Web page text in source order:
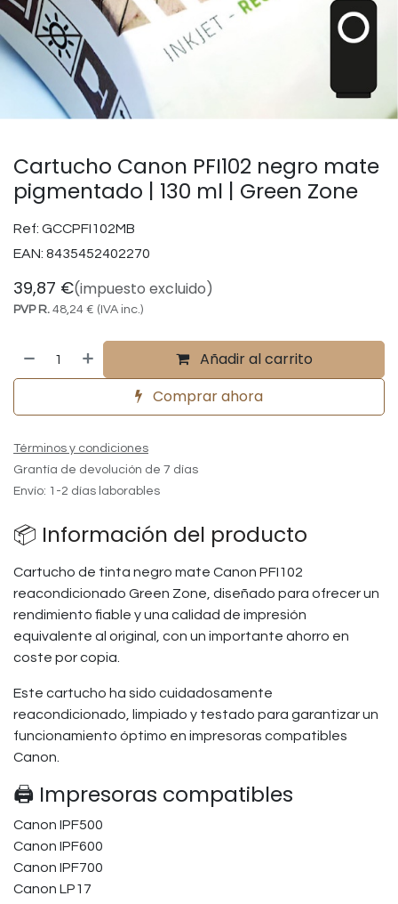
Cartucho Canon PFI102 negro mate
pigmentado | 130 ml | Green Zone
Ref: GCCPFI102MB
EAN: 8435452402270
39,87 €(impuesto excluido)
PVP R. 48,24 € (IVA inc.)
Añadir al carrito
Comprar ahora
Términos y condiciones
Grantía de devolución de 7 días
Envío: 1-2 días laborables
📦 Información del producto
Cartucho de tinta negro mate Canon PFI102
reacondicionado Green Zone, diseñado para ofrecer un
rendimiento fiable y una calidad de impresión
equivalente al original, con un importante ahorro en
coste por copia.
Este cartucho ha sido cuidadosamente
reacondicionado, limpiado y testado para garantizar un
funcionamiento óptimo en impresoras compatibles
Canon.
🖨️ Impresoras compatibles
Canon IPF500
Canon IPF600
Canon IPF700
Canon LP17